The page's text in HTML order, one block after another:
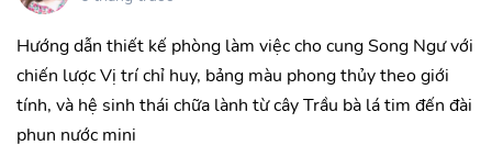
Hướng dẫn thiết kế phòng làm việc cho cung Song Ngư với
chiến lược Vị trí chỉ huy, bảng màu phong thủy theo giới
tính, và hệ sinh thái chữa lành từ cây Trầu bà lá tim đến đài
phun nước mini